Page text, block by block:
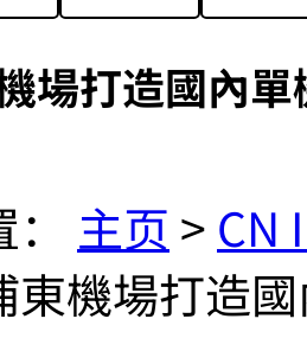
場打造國內
主页 > CN
東機場打造